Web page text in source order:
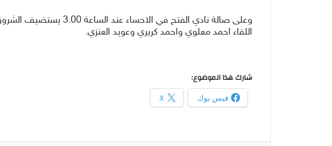
اللقاء احمد معلوي واحمد كريري وعويد العنزي.
شارك هذا الموضوع:
فيس بوك X